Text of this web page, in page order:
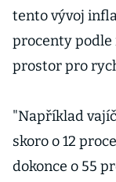
tento vývoj
procenty podle
prostor pro
"Například
skoro o 12
dokonce o 55